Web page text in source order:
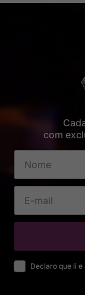
com
Declaro que li